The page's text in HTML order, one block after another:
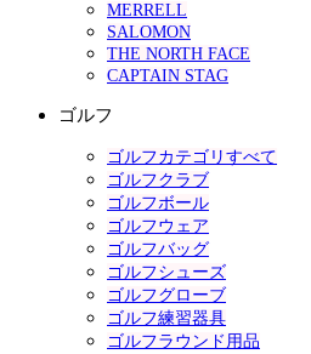
MERRELL
SALOMON
THE NORTH FACE
CAPTAIN STAG
ゴルフ
ゴルフカテゴリすべて
ゴルフクラブ
ゴルフボール
ゴルフウェア
ゴルフバッグ
ゴルフシューズ
ゴルフグローブ
ゴルフ練習器具
ゴルフラウンド用品